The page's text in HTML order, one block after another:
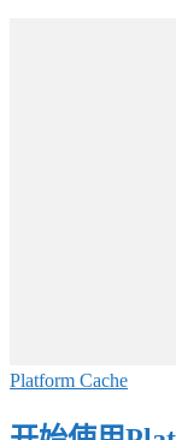
Platform Cache